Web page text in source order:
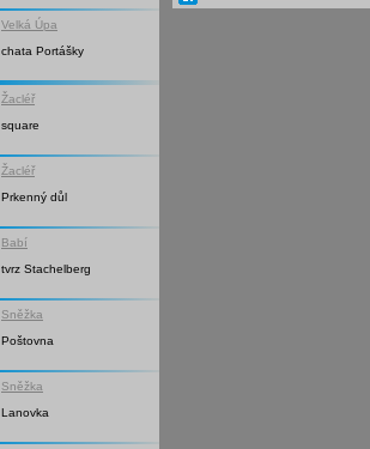
Velká Úpa
chata Portášky
Žacléř
square
Žacléř
Prkenný důl
Babí
tvrz Stachelberg
Sněžka
Poštovna
Sněžka
Lanovka